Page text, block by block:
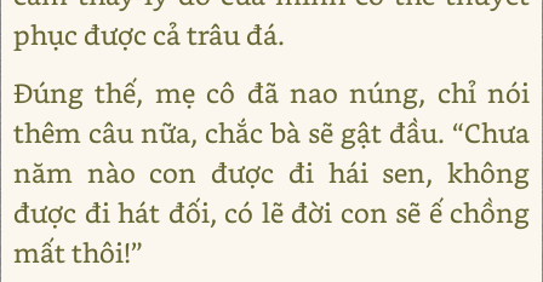
phục được cả trâu đá.
Đúng thế, mẹ cô đã nao núng, chỉ nói
thêm câu nữa, chắc bà sẽ gật đầu. “Chưa
năm nào con được đi hái sen, không
được đi hát đối, có lẽ đời con sẽ ế chồng
mất thôi!”